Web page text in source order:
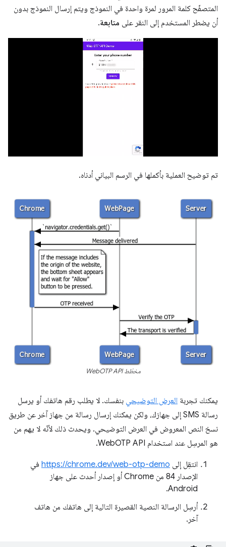
المتصفّح كلمة المرور لمرة واحدة في النموذج ويتم إرسال النموذج بدون
أن يضطر المستخدم إلى النقر على متابعة.
تم توضيح العملية بأكملها في الرسم البياني أدناه.
مخطّط WebOTP API
يمكنك تجربة العرض التوضيحي بنفسك. لا يطلب رقم هاتفك أو يرسل
رسالة SMS إلى جهازك، ولكن يمكنك إرسال رسالة من جهاز آخر عن طريق
نسخ النص المعروض في العرض التوضيحي. ويحدث ذلك لأنّه لا يهم من
هو المرسِل عند استخدام WebOTP API.
انتقِل إلى https://chrome.dev/web-otp-demo في
الإصدار 84 من Chrome أو إصدار أحدث على جهاز
Android.
أرسِل الرسالة النصية القصيرة التالية إلى هاتفك من هاتف
آخر.